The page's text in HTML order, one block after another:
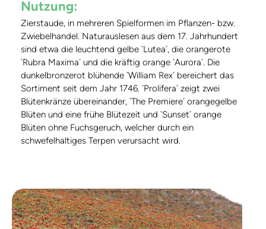
Nutzung:
Zierstaude, in mehreren Spielformen im Pflanzen- bzw.
Zwiebelhandel. Naturauslesen aus dem 17. Jahrhundert
sind etwa die leuchtend gelbe `Lutea´, die orangerote
`Rubra Maxima´ und die kräftig orange `Aurora´. Die
dunkelbronzerot blühende `William Rex´ bereichert das
Sortiment seit dem Jahr 1746. `Prolifera´ zeigt zwei
Blütenkränze übereinander, `The Premiere´ orangegelbe
Blüten und eine frühe Blütezeit und `Sunset´ orange
Blüten ohne Fuchsgeruch, welcher durch ein
schwefelhaltiges Terpen verursacht wird.